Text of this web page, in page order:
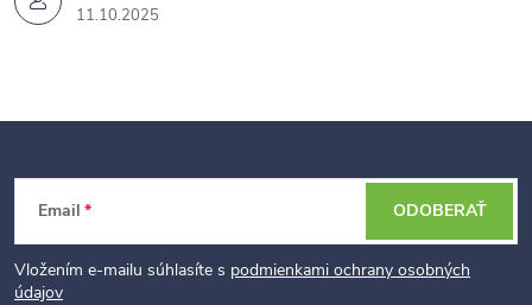
11.10.2025
Email
Vložením e-mailu súhlasíte s podmienkami ochrany osobných
údajov
ODOBERAŤ